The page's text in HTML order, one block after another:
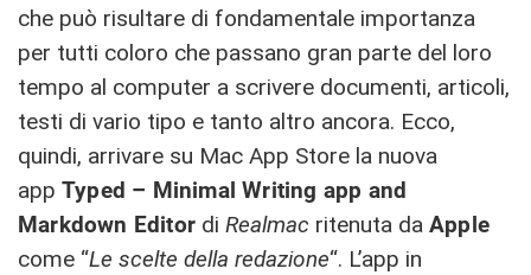
che può risultare di fondamentale importanza
per tutti coloro che passano gran parte del loro
tempo al computer a scrivere documenti, articoli,
testi di vario tipo e tanto altro ancora. Ecco,
quindi, arrivare su Mac App Store la nuova
app Typed – Minimal Writing app and
Markdown Editor di Realmac ritenuta da Apple
come “Le scelte della redazione“. L’app in